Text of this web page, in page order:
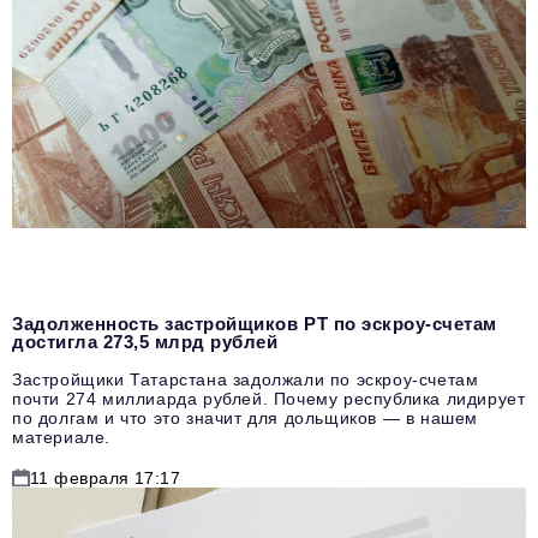
Задолженность застройщиков РТ по эскроу-счетам
достигла 273,5 млрд рублей
Застройщики Татарстана задолжали по эскроу-счетам
почти 274 миллиарда рублей. Почему республика лидирует
по долгам и что это значит для дольщиков — в нашем
материале.
11 февраля 17:17